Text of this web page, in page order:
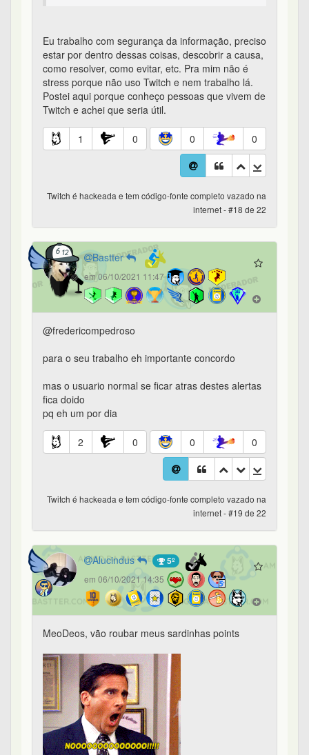
Eu trabalho com segurança da informação, preciso
estar por dentro dessas coisas, descobrir a causa,
como resolver, como evitar, etc. Pra mim não é
stress porque não uso Twitch e nem trabalho lá.
Postei aqui porque conheço pessoas que vivem de
Twitch e achei que seria útil.
1 0 0 0
Twitch é hackeada e tem código-fonte completo vazado na
internet - #18 de 22
Bastter
em 06/10/2021 11:47
@fredericompedroso
para o seu trabalho eh importante concordo
mas o usuario normal se ficar atras destes alertas
fica doido
pq eh um por dia
2 0 0 0
Twitch é hackeada e tem código-fonte completo vazado na
internet - #19 de 22
Alucindus 5º
em 06/10/2021 14:35
MeoDeos, vão roubar meus sardinhas points